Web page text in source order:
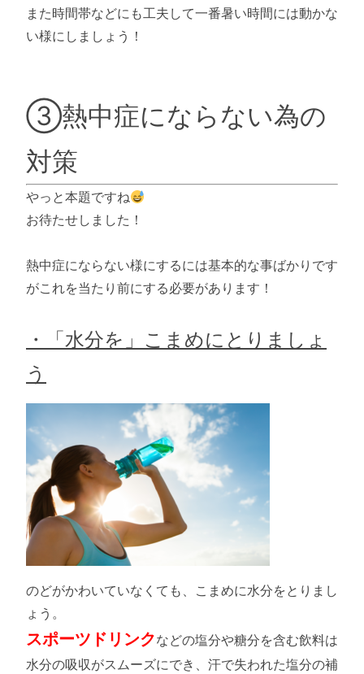
また時間帯などにも工夫して一番暑い時間には動かな
い様にしましょう！
③熱中症にならない為の
対策
やっと本題ですね
お待たせしました！
熱中症にならない様にするには基本的な事ばかりです
がこれを当たり前にする必要があります！
・「水分を」こまめにとりましょ
う
のどがかわいていなくても、こまめに水分をとりまし
ょう。
スポーツドリンクなどの塩分や糖分を含む飲料は
水分の吸収がスムーズにでき、汗で失われた塩分の補